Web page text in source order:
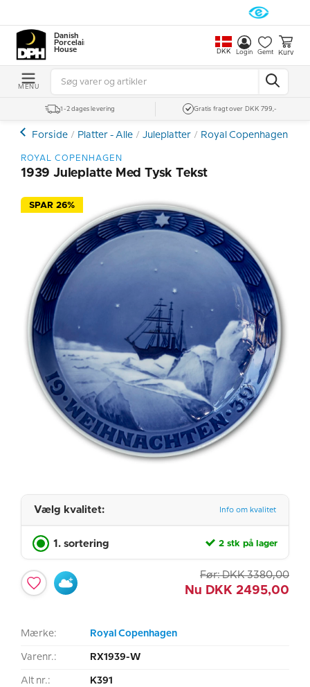
Danish
Porcelain
House
DKK Login Gemt Kurv
MENU
1-2 dages levering Gratis fragt over DKK 799,-
Forside Platter - Alle Juleplatter Royal Copenhagen
ROYAL COPENHAGEN
1939 Juleplatte Med Tysk Tekst
SPAR 26%
Vælg kvalitet: Info om kvalitet
1. sortering 2 stk på lager
Før: DKK 3380,00
Nu DKK 2495,00
Mærke: Royal Copenhagen
Varenr.: RX1939-W
Alt nr.: K391